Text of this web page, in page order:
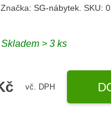
. Značka:SG-nábytek . SKU:
Skladem > 3 ks
vč. DPH